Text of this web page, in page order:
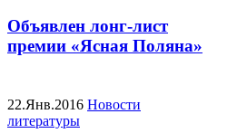
Объявлен лонг-лист
премии «Ясная Поляна»
22.Янв.2016 Новости
литературы